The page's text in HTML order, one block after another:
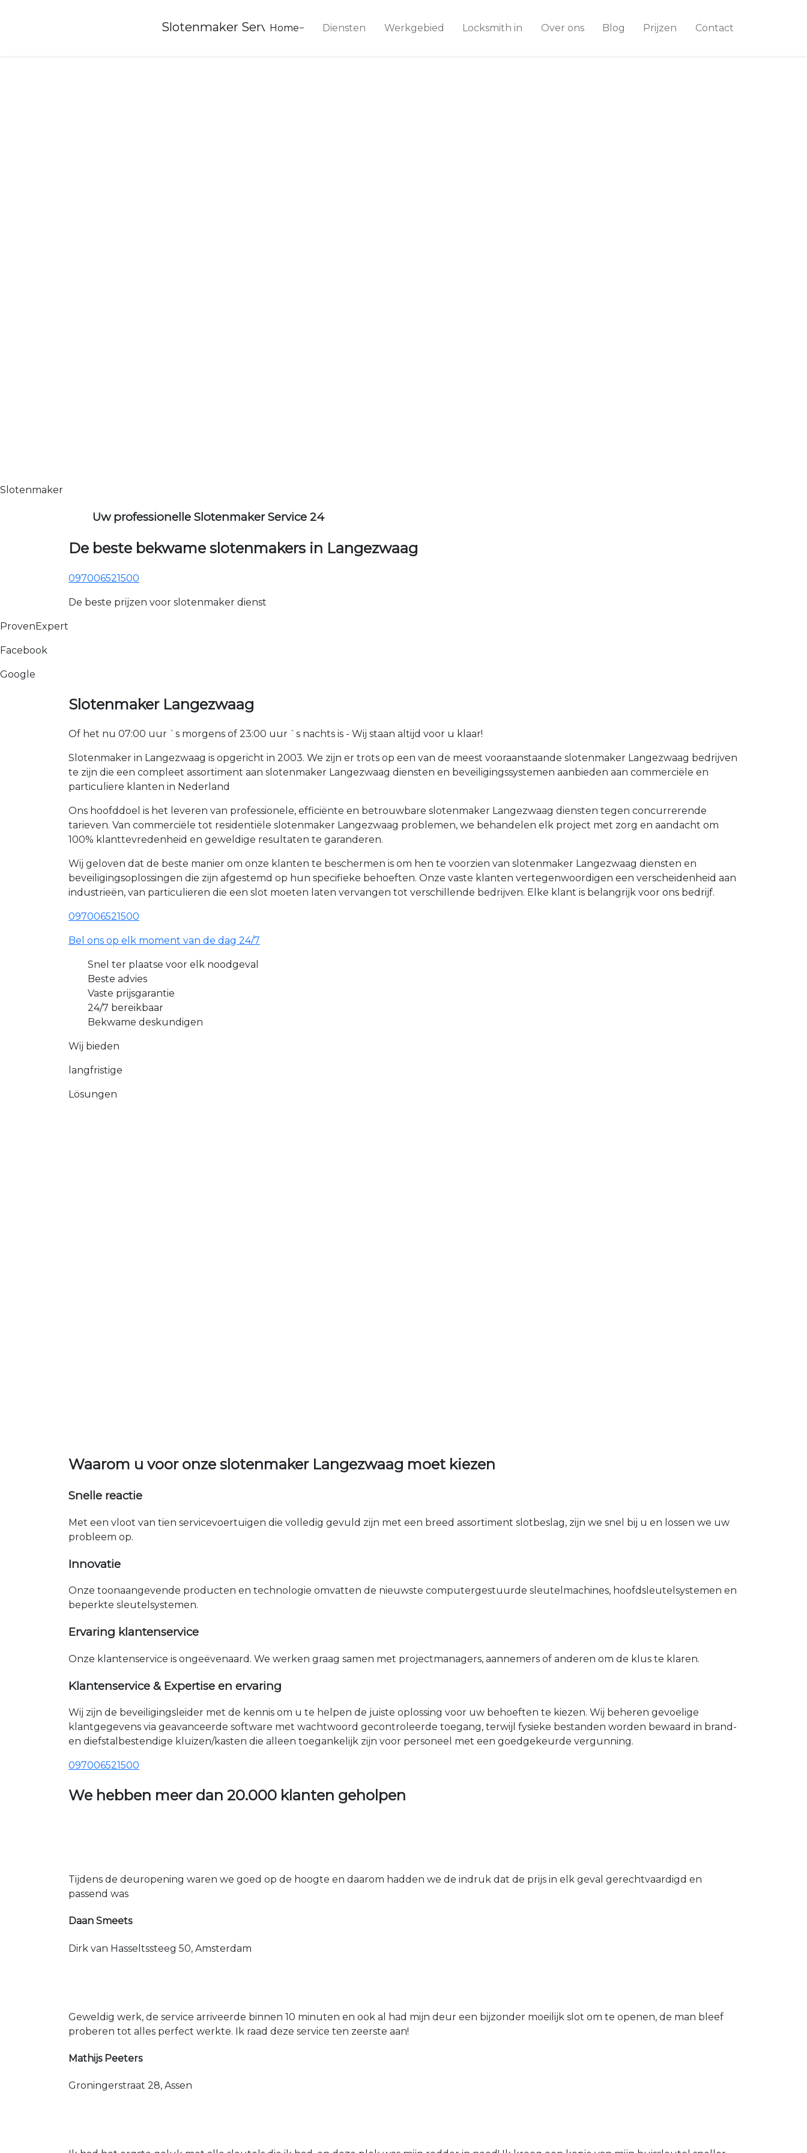
Slotenmaker Service 24
Home Diensten Werkgebied Locksmith in Over ons Blog Prijzen Contact
Slotenmaker
Uw professionelle Slotenmaker Service 24
De beste bekwame slotenmakers in Langezwaag
097006521500
De beste prijzen voor slotenmaker dienst
ProvenExpert
Facebook
Google
Slotenmaker Langezwaag
Of het nu 07:00 uur `s morgens of 23:00 uur `s nachts is - Wij staan altijd voor u klaar!
Slotenmaker in Langezwaag is opgericht in 2003. We zijn er trots op een van de meest vooraanstaande slotenmaker Langezwaag bedrijven
te zijn die een compleet assortiment aan slotenmaker Langezwaag diensten en beveiligingssystemen aanbieden aan commerciële en
particuliere klanten in Nederland
Ons hoofddoel is het leveren van professionele, efficiënte en betrouwbare slotenmaker Langezwaag diensten tegen concurrerende
tarieven. Van commerciële tot residentiële slotenmaker Langezwaag problemen, we behandelen elk project met zorg en aandacht om
100% klanttevredenheid en geweldige resultaten te garanderen.
Wij geloven dat de beste manier om onze klanten te beschermen is om hen te voorzien van slotenmaker Langezwaag diensten en
beveiligingsoplossingen die zijn afgestemd op hun specifieke behoeften. Onze vaste klanten vertegenwoordigen een verscheidenheid aan
industrieën, van particulieren die een slot moeten laten vervangen tot verschillende bedrijven. Elke klant is belangrijk voor ons bedrijf.
097006521500
Bel ons op elk moment van de dag 24/7
Snel ter plaatse voor elk noodgeval
Beste advies
Vaste prijsgarantie
24/7 bereikbaar
Bekwame deskundigen
Wij bieden
langfristige
Lösungen
Waarom u voor onze slotenmaker Langezwaag moet kiezen
Snelle reactie
Met een vloot van tien servicevoertuigen die volledig gevuld zijn met een breed assortiment slotbeslag, zijn we snel bij u en lossen we uw
probleem op.
Innovatie
Onze toonaangevende producten en technologie omvatten de nieuwste computergestuurde sleutelmachines, hoofdsleutelsystemen en
beperkte sleutelsystemen.
Ervaring klantenservice
Onze klantenservice is ongeëvenaard. We werken graag samen met projectmanagers, aannemers of anderen om de klus te klaren.
Klantenservice & Expertise en ervaring
Wij zijn de beveiligingsleider met de kennis om u te helpen de juiste oplossing voor uw behoeften te kiezen. Wij beheren gevoelige
klantgegevens via geavanceerde software met wachtwoord gecontroleerde toegang, terwijl fysieke bestanden worden bewaard in brand-
en diefstalbestendige kluizen/kasten die alleen toegankelijk zijn voor personeel met een goedgekeurde vergunning.
097006521500
We hebben meer dan 20.000 klanten geholpen
Tijdens de deuropening waren we goed op de hoogte en daarom hadden we de indruk dat de prijs in elk geval gerechtvaardigd en
passend was
Daan Smeets
Dirk van Hasseltssteeg 50, Amsterdam
Geweldig werk, de service arriveerde binnen 10 minuten en ook al had mijn deur een bijzonder moeilijk slot om te openen, de man bleef
proberen tot alles perfect werkte. Ik raad deze service ten zeerste aan!
Mathijs Peeters
Groningerstraat 28, Assen